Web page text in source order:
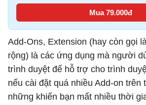
Mua 79.000đ
Add-Ons, Extension (hay còn gọi
rộng) là các ứng dụng mà người
trình duyệt để hỗ trợ cho trình
nếu cài đặt quá nhiều Add-on trên
những khiến bạn mất nhiều thời